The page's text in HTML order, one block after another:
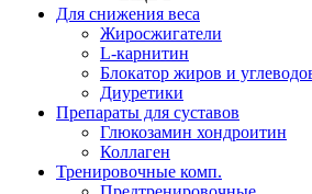
Для снижения веса
Жиросжигатели
L-карнитин
Блокатор жиров и
Диуретики
Препараты для суставов
Глюкозамин хондроитин
Коллаген
Тренировочные комп.